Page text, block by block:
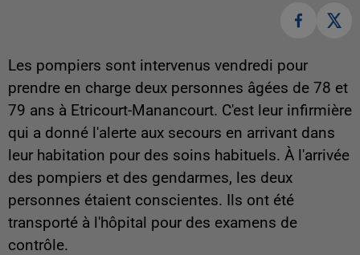
Les pompiers sont intervenus vendredi pour
prendre en charge deux personnes âgées de 78 et
79 ans à Etricourt-Manancourt. C'est leur infirmière
qui a donné l'alerte aux secours en arrivant dans
leur habitation pour des soins habituels. À l'arrivée
des pompiers et des gendarmes, les deux
personnes étaient conscientes. Ils ont été
transporté à l'hôpital pour des examens de
contrôle.